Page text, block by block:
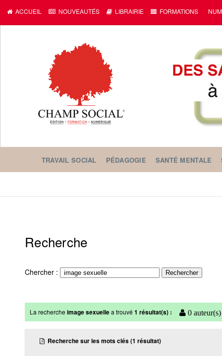
ACCUEIL NOUVEAUTÉS LIBRAIRIE FORMATIONS
TRAVAIL SOCIAL PÉDAGOGIE SANTÉ MENTALE
Recherche
Chercher :
La rechercheimage sexuellea trouvé1 résultat(s) : 0 auteur(s)
Recherche sur les mots clés (1 résultat)